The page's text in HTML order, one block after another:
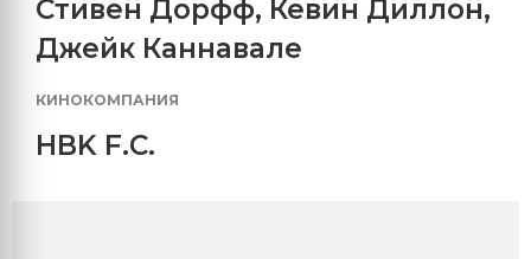
Стивен Дорфф, Кевин Диллон,
Джейк Каннавале
КИНОКОМПАНИЯ
HBK F.C.